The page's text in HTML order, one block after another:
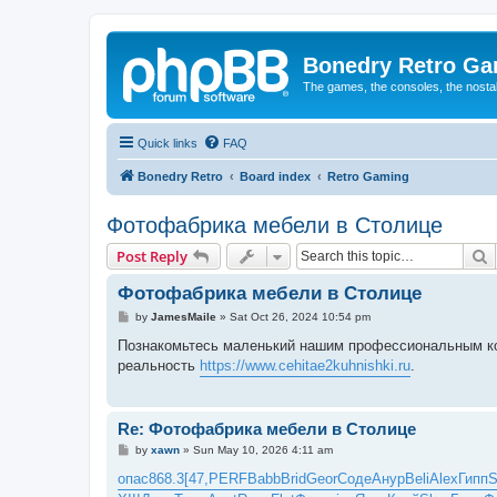
Bonedry Retro
The games, the consoles, the
Quick links FAQ
Bonedry Retro Board index Retro Gaming
Фотофабрика мебели в Столице
Post Reply
Фотофабрика мебели в Столице
P
s
by JamesMaile» Sat Oct 26, 2024 10:54 pm
Познакомьтесь маленький нашим профессиональным
реальность https://www.cehitae2kuhnishki.ru
Re: Фотофабрика мебели в Столице
P
s
t
by xawn» Sun May 10, 2026 4:11 am
опас868.3[47, PERFBabbBridGeorСодеАнурBeliAlex Гипп